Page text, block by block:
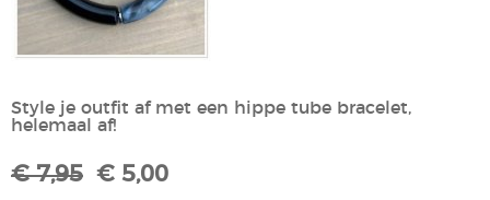
Style je outfit af met een hippe tube bracelet,
helemaal af!
€ 7,95 € 5,00